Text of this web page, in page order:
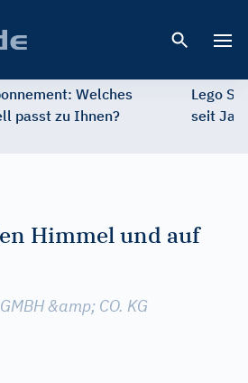
Welches
passt zu Ihnen?
Lego
seit
Himmel und auf
&amp; CO. KG